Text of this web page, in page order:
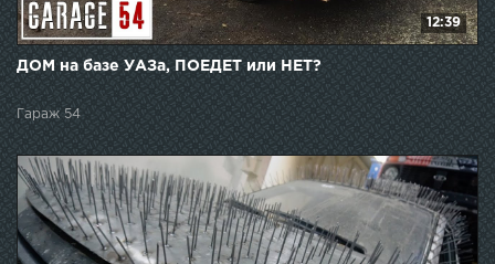
12:39
ДОМ на базе УАЗа, ПОЕДЕТ или НЕТ?
Гараж 54